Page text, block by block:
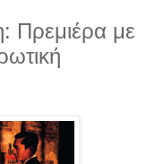
Πρεμιέρα με